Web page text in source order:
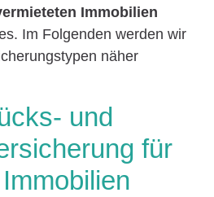
Immobilien
Im Folgenden werden wir
näher
und
für